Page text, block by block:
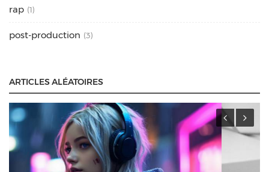
rap (1)
post-production (3)
ARTICLES ALÉATOIRES